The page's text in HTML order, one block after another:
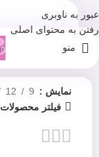
عبور به ناوبری
رفتن به محتوای اصلی
منو
نمایش 9
12
فیلتر محصولات